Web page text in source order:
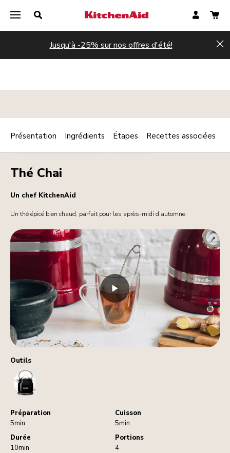
Jusqu'à -25% sur nos offres d'été!
Outils
Kettle
Préparation
5min
Cuisson
5min
Durée
10min
Portions
4
PETIT DÉJEUNER / BRUNCH BOISSONS Print
Thé Chai
Un chef KitchenAid
Un thé épicé bien chaud, parfait pour les après-midi d’automne.
Présentation Ingrédients Étapes Recettes associées